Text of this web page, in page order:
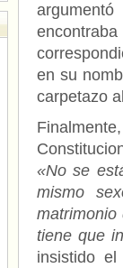
en su
carpetazo
«No se
mismo
matrimonio
tiene que
insistido